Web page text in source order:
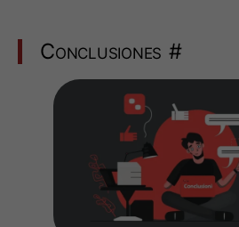
Conclusiones #